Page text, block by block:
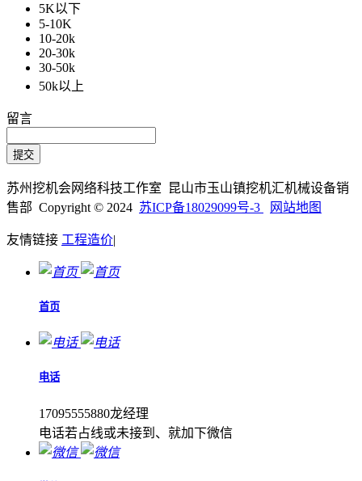
5K以下
5-10K
10-20k
20-30k
30-50k
50k以上
留言
苏州挖机会网络科技工作室 昆山市玉山镇挖机汇机械设备销
售部 Copyright © 2024 苏ICP备18029099号-3 网站地图
友情链接 工程造价|
首页
电话
17095555880龙经理
电话若占线或未接到、就加下微信